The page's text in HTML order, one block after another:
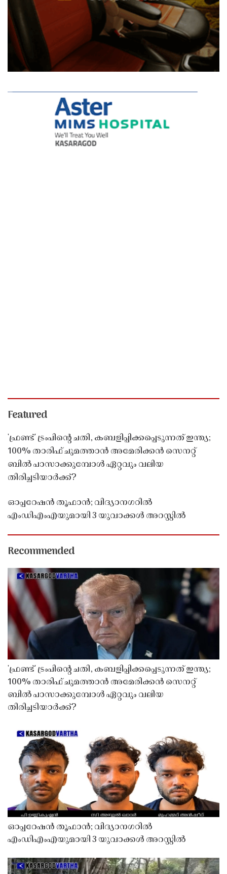
Featured
'ഫ്രണ്ട്' ട്രംപിന്റെ ചതി, കബളിപ്പിക്കപ്പെടുന്നത് ഇന്ത്യ;
100% താരിഫ് ചുമത്താൻ അമേരിക്കൻ സെനറ്റ്
ബിൽ പാസാക്കുമ്പോൾ ഏറ്റവും വലിയ
തിരിച്ചടിയാർക്ക്?
ഓപ്പറേഷൻ തൂഫാൻ; വിദ്യാനഗറിൽ
എംഡിഎംഎയുമായി 3 യുവാക്കൾ അറസ്റ്റിൽ
Recommended
'ഫ്രണ്ട്' ട്രംപിന്റെ ചതി, കബളിപ്പിക്കപ്പെടുന്നത് ഇന്ത്യ;
100% താരിഫ് ചുമത്താൻ അമേരിക്കൻ സെനറ്റ്
ബിൽ പാസാക്കുമ്പോൾ ഏറ്റവും വലിയ
തിരിച്ചടിയാർക്ക്?
ഓപ്പറേഷൻ തൂഫാൻ; വിദ്യാനഗറിൽ
എംഡിഎംഎയുമായി 3 യുവാക്കൾ അറസ്റ്റിൽ